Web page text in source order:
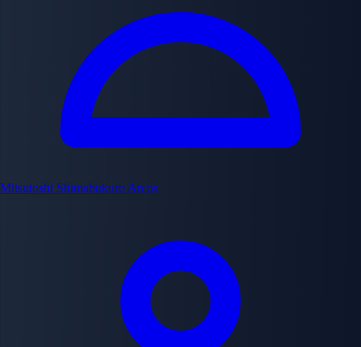
Mitsutoshi Shimabukuro Arcos